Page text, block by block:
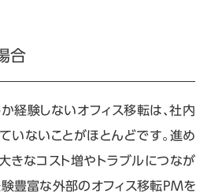
合
経験しないオフィス移転は、社内
いないことがほとんどです。進め
きなコスト増やトラブルにつなが
験豊富な外部のオフィス移転PMを